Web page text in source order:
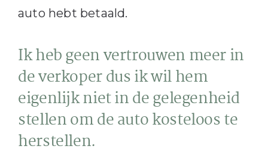
auto hebt betaald.
Ik heb geen vertrouwen meer in
de verkoper dus ik wil hem
eigenlijk niet in de gelegenheid
stellen om de auto kosteloos te
herstellen.